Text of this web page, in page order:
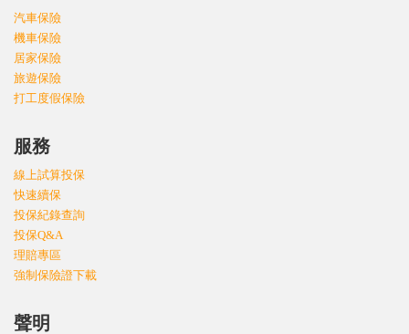
汽車保險
機車保險
居家保險
旅遊保險
打工度假保險
服務
線上試算投保
快速續保
投保紀錄查詢
投保Q&A
理賠專區
強制保險證下載
聲明